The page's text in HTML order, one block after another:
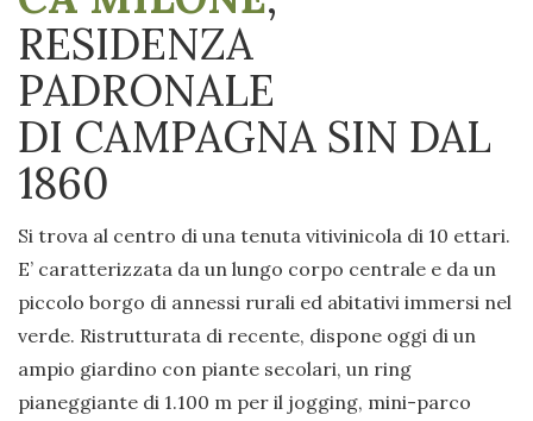
RESIDENZA
PADRONALE
DI CAMPAGNA SIN DAL
1860
Si trova al centro di una tenuta vitivinicola di 10 ettari.
E’ caratterizzata da un lungo corpo centrale e da un
piccolo borgo di annessi rurali ed abitativi immersi nel
verde. Ristrutturata di recente, dispone oggi di un
ampio giardino con piante secolari, un ring
pianeggiante di 1.100 m per il jogging, mini-parco